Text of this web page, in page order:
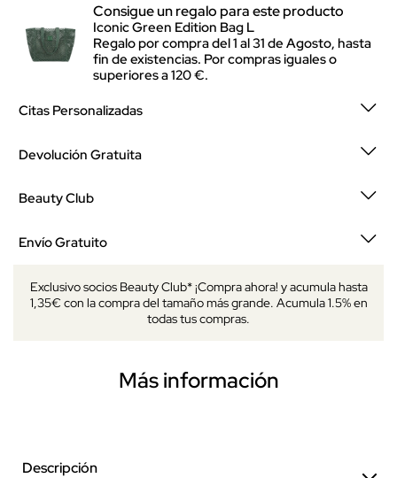
Consigue un regalo para este producto
Iconic Green Edition Bag L
Regalo por compra del 1 al 31 de Agosto, hasta
fin de existencias. Por compras iguales o
superiores a 120 €.
Citas Personalizadas
Devolución Gratuita
Beauty Club
Envío Gratuito
Exclusivo socios Beauty Club* ¡Compra ahora! y acumula hasta
1,35€ con la compra del tamaño más grande. Acumula 1.5% en
todas tus compras.
Más información
Descripción